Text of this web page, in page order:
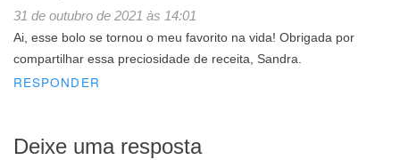
31 de outubro de 2021 às 14:01
Ai, esse bolo se tornou o meu favorito na vida! Obrigada por
compartilhar essa preciosidade de receita, Sandra.
RESPONDER
Deixe uma resposta